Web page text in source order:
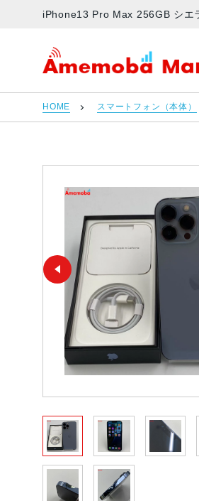
iPhone13 Pro Max 256GB シエ
アメモバマーケット
HOME スマートフォン（本体）